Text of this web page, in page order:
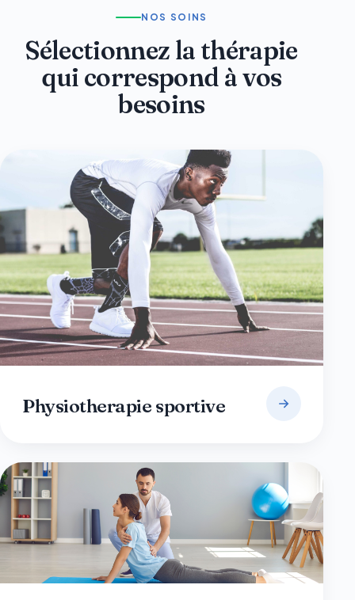
NOS SOINS
Sélectionnez la thérapie
qui correspond à vos
besoins
Physiotherapie sportive